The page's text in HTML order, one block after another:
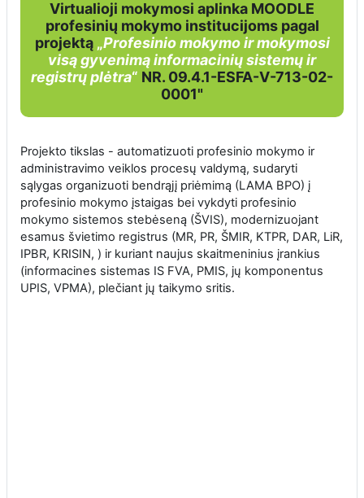
Virtualioji mokymosi aplinka MOODLE
profesinių mokymo institucijoms pagal
projektą „Profesinio mokymo ir mokymosi
visą gyvenimą informacinių sistemų ir
registrų plėtra“ NR. 09.4.1-ESFA-V-713-02-
0001"
Projekto tikslas - automatizuoti profesinio mokymo ir
administravimo veiklos procesų valdymą, sudaryti
sąlygas organizuoti bendrąjį priėmimą (LAMA BPO) į
profesinio mokymo įstaigas bei vykdyti profesinio
mokymo sistemos stebėseną (ŠVIS), modernizuojant
esamus švietimo registrus (MR, PR, ŠMIR, KTPR, DAR, LiR,
IPBR, KRISIN, ) ir kuriant naujus skaitmeninius įrankius
(informacines sistemas IS FVA, PMIS, jų komponentus
UPIS, VPMA), plečiant jų taikymo sritis.